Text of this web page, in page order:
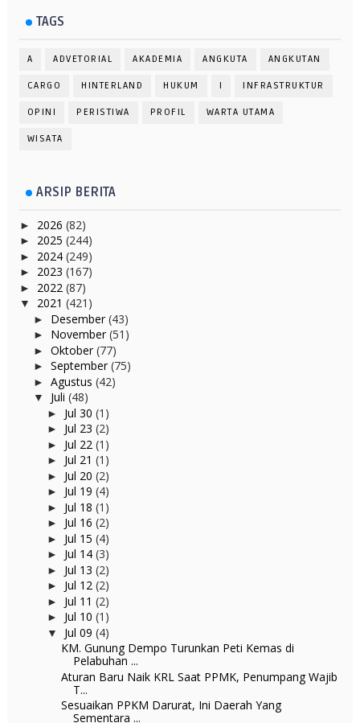
TAGS
A ADVETORIAL AKADEMIA ANGKUTA ANGKUTAN
CARGO HINTERLAND HUKUM I INFRASTRUKTUR
OPINI PERISTIWA PROFIL WARTA UTAMA
WISATA
ARSIP BERITA
► 2026 (82)
► 2025 (244)
► 2024 (249)
► 2023 (167)
► 2022 (87)
▼ 2021 (421)
► Desember(43)
► November(51)
► Oktober(77)
► September(75)
► Agustus (42)
▼ Juli (48)
► Jul 30 (1)
► Jul 23 (2)
► Jul 22 (1)
► Jul 21 (1)
► Jul 20 (2)
► Jul 19 (4)
► Jul 18 (1)
► Jul 16 (2)
► Jul 15 (4)
► Jul 14 (3)
► Jul 13 (2)
► Jul 12 (2)
► Jul 11 (2)
► Jul 10 (1)
▼ Jul 09 (4)
KM. Gunung Dempo Turunkan Peti Kemas di
Pelabuhan ...
Aturan Baru Naik KRL Saat PPMK, Penumpang Wajib
T...
Sesuaikan PPKM Darurat, Ini Daerah Yang
Sementara ...